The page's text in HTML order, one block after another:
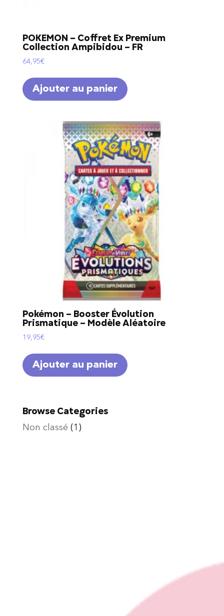
POKEMON – Coffret Ex Premium
Collection Ampibidou – FR
64,95€
Ajouter au panier
Pokémon – Booster Évolution
Prismatique – Modèle Aléatoire
19,95€
Ajouter au panier
Browse Categories
Non classé (1)